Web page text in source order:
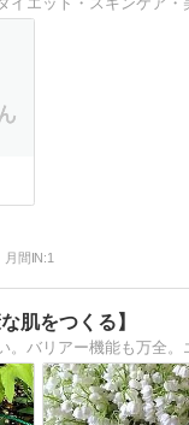
月間IN:1
肌をつくる】